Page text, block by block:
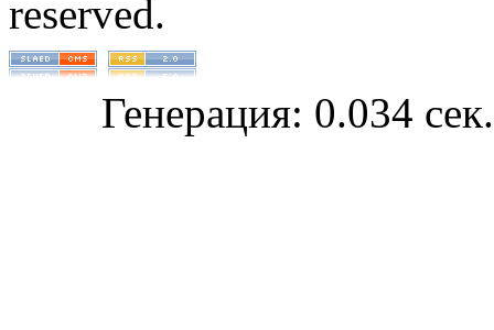
reserved.
Генерация: 0.034